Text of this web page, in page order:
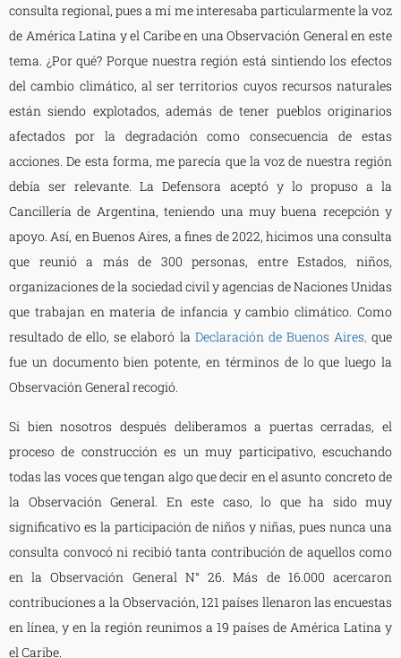
consulta regional, pues a mí me interesaba particularmente la voz
de América Latina y el Caribe en una Observación General en este
tema. ¿Por qué? Porque nuestra región está sintiendo los efectos
del cambio climático, al ser territorios cuyos recursos naturales
están siendo explotados, además de tener pueblos originarios
afectados por la degradación como consecuencia de estas
acciones. De esta forma, me parecía que la voz de nuestra región
debía ser relevante. La Defensora aceptó y lo propuso a la
Cancillería de Argentina, teniendo una muy buena recepción y
apoyo. Así, en Buenos Aires, a fines de 2022, hicimos una consulta
que reunió a más de 300 personas, entre Estados, niños,
organizaciones de la sociedad civil y agencias de Naciones Unidas
que trabajan en materia de infancia y cambio climático. Como
resultado de ello, se elaboró la Declaración de Buenos Aires,que
fue un documento bien potente, en términos de lo que luego la
Observación General recogió.
Si bien nosotros después deliberamos a puertas cerradas, el
proceso de construcción es un muy participativo, escuchando
todas las voces que tengan algo que decir en el asunto concreto de
la Observación General. En este caso, lo que ha sido muy
significativo es la participación de niños y niñas, pues nunca una
consulta convocó ni recibió tanta contribución de aquellos como
en la Observación General N° 26. Más de 16.000 acercaron
contribuciones a la Observación, 121 países llenaron las encuestas
en línea, y en la región reunimos a 19 países de América Latina y
el Caribe.